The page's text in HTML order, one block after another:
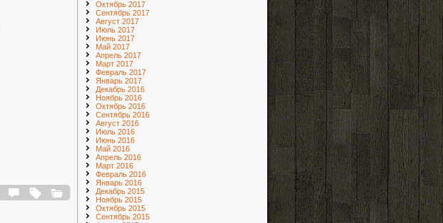
Октябрь 2017
Сентябрь 2017
Август 2017
Июль 2017
Июнь 2017
Май 2017
Апрель 2017
Март 2017
Февраль 2017
Январь 2017
Декабрь 2016
Ноябрь 2016
Октябрь 2016
Сентябрь 2016
Август 2016
Июль 2016
Июнь 2016
Май 2016
Апрель 2016
Март 2016
Февраль 2016
Январь 2016
Декабрь 2015
Ноябрь 2015
Октябрь 2015
Сентябрь 2015